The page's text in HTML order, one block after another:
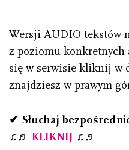
Wersji AUDIO tekstów
z poziomu konkretnych
się w serwisie kliknij w
znajdziesz w prawym
✔ Słuchaj
♫♬ KLIKNIJ ♫♬